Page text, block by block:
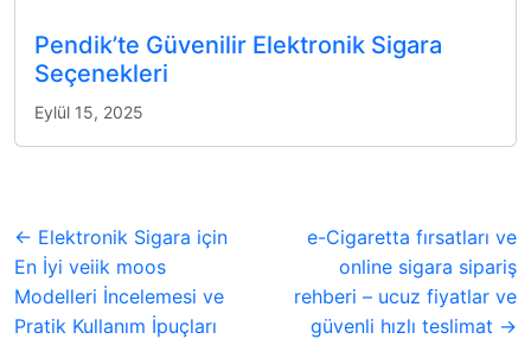
Pendik’te Güvenilir Elektronik Sigara
Seçenekleri
Eylül 15, 2025
← Elektronik Sigara için
En İyi veiik moos
Modelleri İncelemesi ve
Pratik Kullanım İpuçları
e-Cigaretta fırsatları ve
online sigara sipariş
rehberi – ucuz fiyatlar ve
güvenli hızlı teslimat →